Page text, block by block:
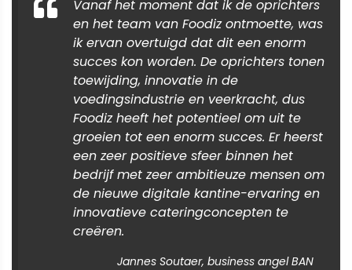
Vanaf het moment dat ik de oprichters
en het team van Foodiz ontmoette, was
ik ervan overtuigd dat dit een enorm
succes kon worden. De oprichters tonen
toewijding, innovatie in de
voedingsindustrie en veerkracht, dus
Foodiz heeft het potentieel om uit te
groeien tot een enorm succes. Er heerst
een zeer positieve sfeer binnen het
bedrijf met zeer ambitieuze mensen om
de nieuwe digitale kantine-ervaring en
innovatieve cateringconcepten te
creëren.
Jannes Soutaer, business angel BAN